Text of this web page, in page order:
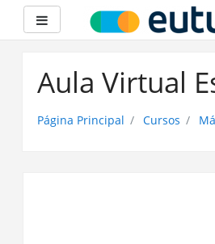
contenido
Panel lateral
Aula Virtual
Página Principal Cursos